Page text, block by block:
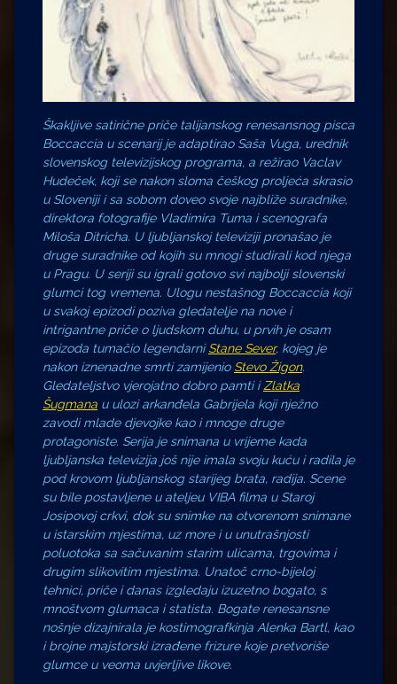
Škakljive satirične priče talijanskog renesansnog pisca
Boccaccia u scenarij je adaptirao Saša Vuga, urednik
slovenskog televizijskog programa, a režirao Vaclav
Hudeček, koji se nakon sloma češkog proljeća skrasio
u Sloveniji i sa sobom doveo svoje najbliže suradnike,
direktora fotografije Vladimira Tuma i scenografa
Miloša Ditricha. U ljubljanskoj televiziji pronašao je
druge suradnike od kojih su mnogi studirali kod njega
u Pragu. U seriji su igrali gotovo svi najbolji slovenski
glumci tog vremena. Ulogu nestašnog Boccaccia koji
u svakoj epizodi poziva gledatelje na nove i
intrigantne priče o ljudskom duhu, u prvih je osam
epizoda tumačio legendarniStane Sever, kojeg je
nakon iznenadne smrti zamijenio Stevo Žigon.
Gledateljstvo vjerojatno dobro pamti iZlatka
Šugmana u ulozi arkanđela Gabrijela koji nježno
zavodi mlade djevojke kao i mnoge druge
protagoniste. Serija je snimana u vrijeme kada
ljubljanska televizija još nije imala svoju kuću i radila je
pod krovom ljubljanskog starijeg brata, radija. Scene
su bile postavljene u ateljeu VIBA filma u Staroj
Josipovoj crkvi, dok su snimke na otvorenom snimane
u istarskim mjestima, uz more i u unutrašnjosti
poluotoka sa sačuvanim starim ulicama, trgovima i
drugim slikovitim mjestima. Unatoč crno-bijeloj
tehnici, priče i danas izgledaju izuzetno bogato, s
mnoštvom glumaca i statista. Bogate renesansne
nošnje dizajnirala je kostimografkinja Alenka Bartl, kao
i brojne majstorski izrađene frizure koje pretvoriše
glumce u veoma uvjerljive likove.